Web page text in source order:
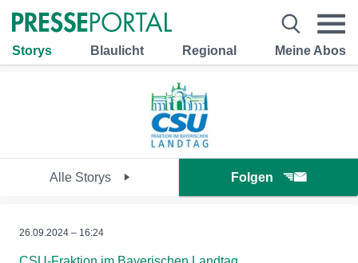
Storys Blaulicht Regional Meine Abos
Alle Storys Folgen
26.09.2024 – 16:24